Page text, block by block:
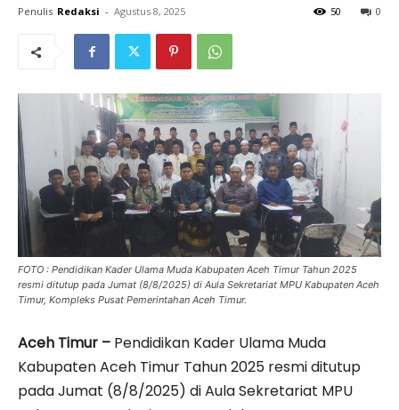
Penulis Redaksi - Agustus 8, 2025 0
50
FOTO : Pendidikan Kader Ulama Muda Kabupaten Aceh Timur Tahun 2025
resmi ditutup pada Jumat (8/8/2025) di Aula Sekretariat MPU Kabupaten Aceh
Timur, Kompleks Pusat Pemerintahan Aceh Timur.
Aceh Timur – Pendidikan Kader Ulama Muda
Kabupaten Aceh Timur Tahun 2025 resmi ditutup
pada Jumat (8/8/2025) di Aula Sekretariat MPU